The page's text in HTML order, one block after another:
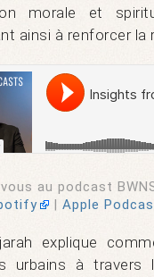
morale et
ainsi à renforcer la
au podcast
| Apple
explique
urbains à travers